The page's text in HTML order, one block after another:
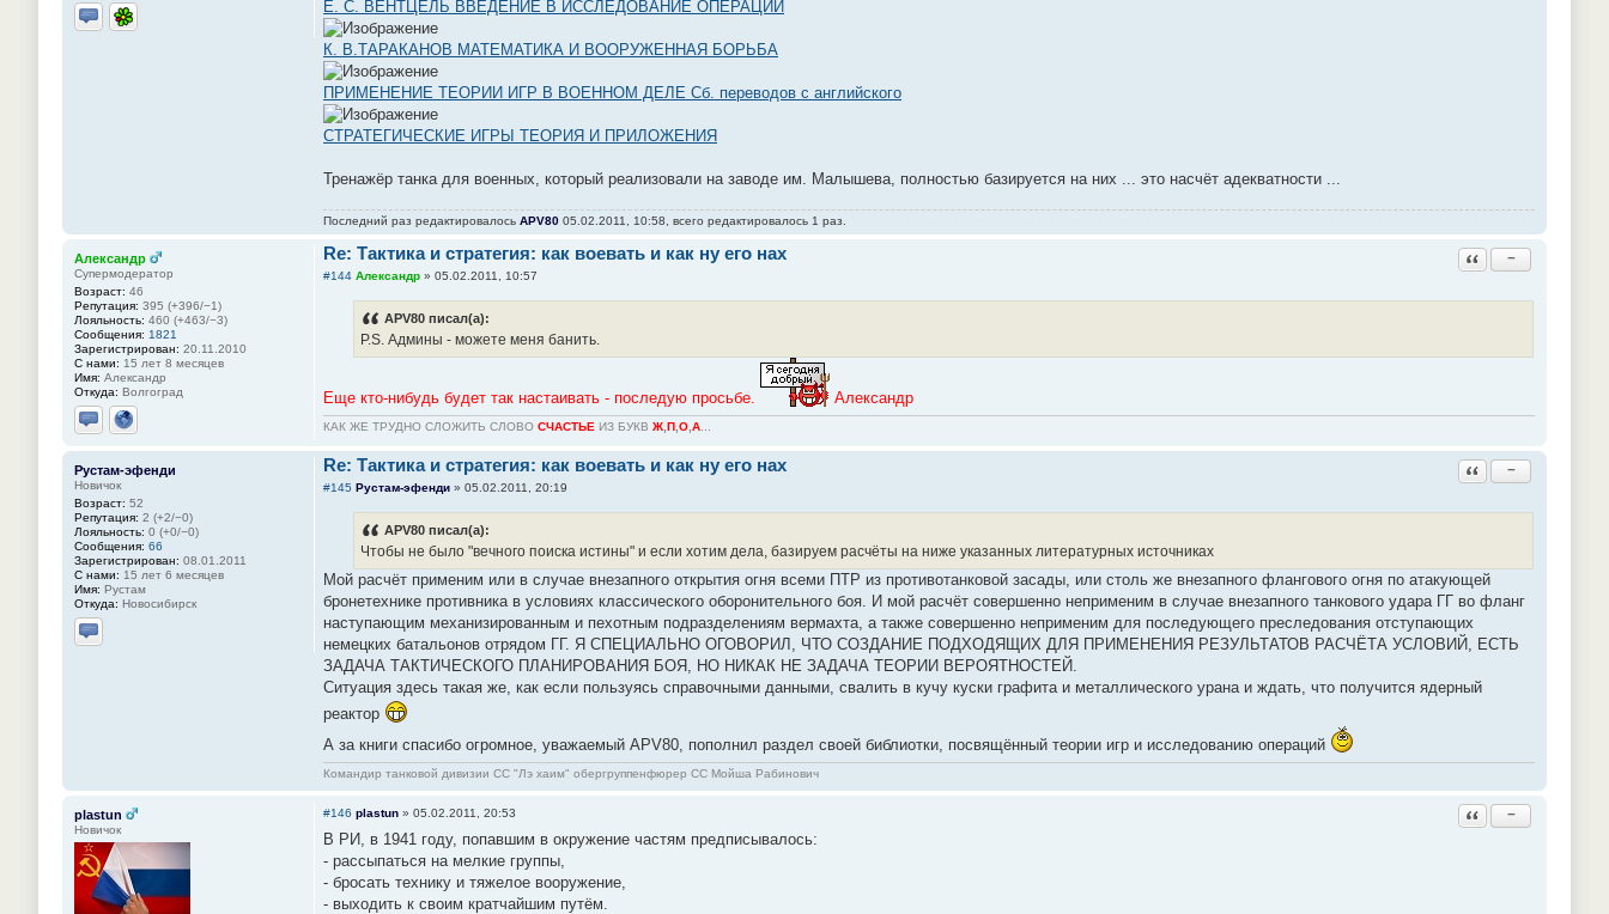
Отправить личное сообщение
ICQ
Е. С. ВЕНТЦЕЛЬ ВВЕДЕНИЕ В ИССЛЕДОВАНИЕ ОПЕРАЦИЙ
К. В.ТАРАКАНОВ МАТЕМАТИКА И ВООРУЖЕННАЯ БОРЬБА
ПРИМЕНЕНИЕ ТЕОРИИ ИГР В ВОЕННОМ ДЕЛЕ Сб. переводов с английского
СТРАТЕГИЧЕСКИЕ ИГРЫ ТЕОРИЯ И ПРИЛОЖЕНИЯ
Тренажёр танка для военных, который реализовали на заводе им. Малышева, полностью базируется на них ... это насчёт адекватности ...
Последний раз редактировалось APV80 05.02.2011, 10:58, всего редактировалось 1 раз.
Александр
Супермодератор
Возраст: 46
Репутация: 395 (+396/−1)
Лояльность: 460 (+463/−3)
Сообщения: 1821
Зарегистрирован: 20.11.2010
С нами: 15 лет 8 месяцев
Имя: Александр
Откуда: Волгоград
Отправить личное сообщение
Сайт
Re: Тактика и стратегия: как воевать и как ну его нах Ответить с цитатой
−
#144 Александр » 05.02.2011, 10:57
APV80 писал(а):
P.S. Админы - можете меня банить.
Еще кто-нибудь будет так настаивать - последую просьбе. Александр
КАК ЖЕ ТРУДНО СЛОЖИТЬ СЛОВО СЧАСТЬЕ ИЗ БУКВ Ж П О А
Рустам-эфенди
Новичок
Возраст: 52
Репутация: 2 (+2/−0)
Лояльность: 0 (+0/−0)
Сообщения: 66
Зарегистрирован: 08.01.2011
С нами: 15 лет 6 месяцев
Имя: Рустам
Откуда: Новосибирск
Отправить личное сообщение
Re: Тактика и стратегия: как воевать и как ну его нах Ответить с цитатой
−
#145 Рустам-эфенди » 05.02.2011, 20:19
APV80 писал(а):
Чтобы не было "вечного поиска истины" и если хотим дела, базируем расчёты на ниже указанных литературных источниках
Мой расчёт применим или в случае внезапного открытия огня всеми ПТР из противотанковой засады, или столь же внезапного флангового огня по атакующей
бронетехнике противника в условиях классического оборонительного боя. И мой расчёт совершенно неприменим в случае внезапного танкового удара ГГ во фланг
наступающим механизированным и пехотным подразделениям вермахта, а также совершенно неприменим для последующего преследования отступающих
немецких батальонов отрядом ГГ. Я СПЕЦИАЛЬНО ОГОВОРИЛ, ЧТО СОЗДАНИЕ ПОДХОДЯЩИХ ДЛЯ ПРИМЕНЕНИЯ РЕЗУЛЬТАТОВ РАСЧЁТА УСЛОВИЙ, ЕСТЬ
ЗАДАЧА ТАКТИЧЕСКОГО ПЛАНИРОВАНИЯ БОЯ, НО НИКАК НЕ ЗАДАЧА ТЕОРИИ ВЕРОЯТНОСТЕЙ.
Ситуация здесь такая же, как если пользуясь справочными данными, свалить в кучу куски графита и металлического урана и ждать, что получится ядерный
реактор
А за книги спасибо огромное, уважаемый APV80, пополнил раздел своей библиотки, посвящённый теории игр и исследованию операций
Командир танковой дивизии СС "Лэ хаим" обергруппенфюрер СС Мойша Рабинович
plastun
Новичок
Ответить с цитатой
−
#146 plastun » 05.02.2011, 20:53
В РИ, в 1941 году, попавшим в окружение частям предписывалось:
- рассыпаться на мелкие группы,
- бросать технику и тяжелое вооружение,
- выходить к своим кратчайшим путём.